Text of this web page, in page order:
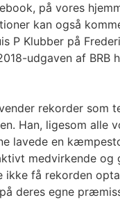
på vores
kan også
Klubber på
udgaven af BRB
rekorder
Han, ligesom alle
lavede en
medvirkende
få rekorden
deres egne